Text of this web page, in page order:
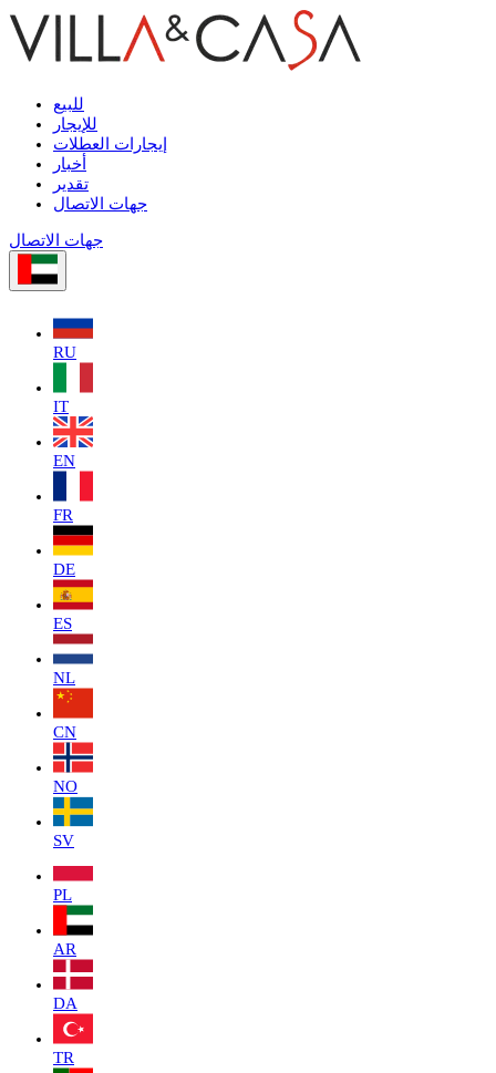
للبيع
للإيجار
إيجارات العطلات
أخبار
تقدير
جهات الاتصال
جهات الاتصال
RU
IT
EN
FR
DE
ES
NL
CN
NO
SV
PL
AR
DA
TR